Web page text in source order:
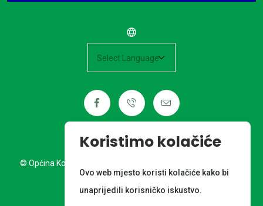
© Općina Kotoriba. Sva prava pridržana. Izrada web stranice:
Nordia grupa d.o.o.
Koristimo kolačiće
Ovo web mjesto koristi kolačiće kako bi
unaprijedili korisničko iskustvo.